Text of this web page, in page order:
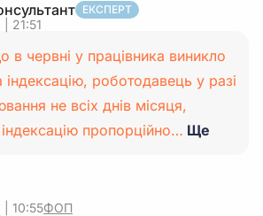
ЕКСПЕРТ
21:51
в червні у працівника виникло
індексацію, роботодавець у разі
не всіх днів місяця,
пропорційно… Ще
10:55ФОП